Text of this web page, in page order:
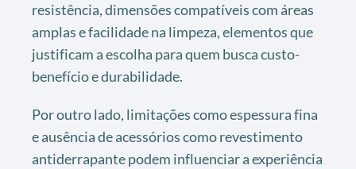
resistência, dimensões compatíveis com áreas
amplas e facilidade na limpeza, elementos que
justificam a escolha para quem busca custo-
benefício e durabilidade.
Por outro lado, limitações como espessura fina
e ausência de acessórios como revestimento
antiderrapante podem influenciar a experiência